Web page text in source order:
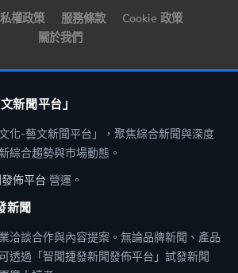
私權政策 服務條款
Cookie 政策
關於我們
新聞平台」
化-藝文新聞平台」，聚焦綜合新聞與深度
綜合趨勢與市場動態。
佈平台 營運。
新聞
洽談合作與內容提案。無論品牌新聞、產品
透過「智聞捷發新聞發佈平台」試發新聞